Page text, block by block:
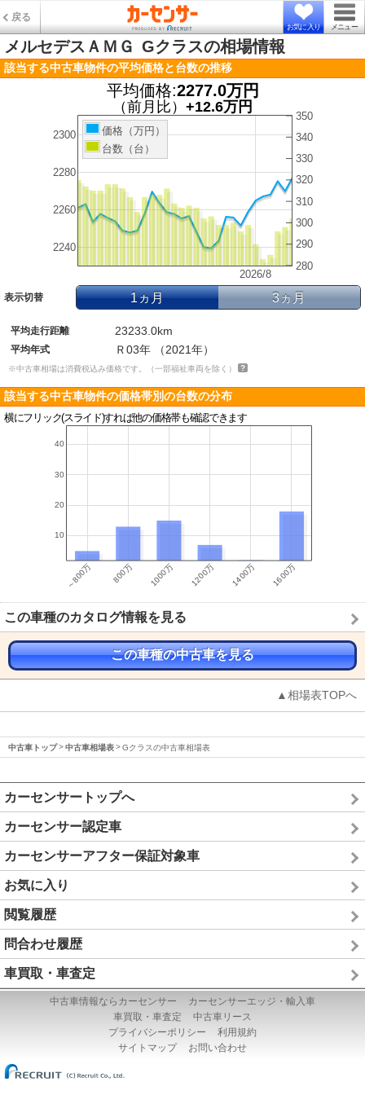
戻る
お気に入り メニュー
メルセデスＡＭＧ Gクラスの相場情報
該当する中古車物件の平均価格と台数の推移
平均価格:2277.0万円
（前月比） +12.6万円
2026/8
2240
2260
2280
2300
280
290
300
310
320
330
340
350
価格（万円）
台数（台）
表示切替 1ヵ月 3ヵ月
平均走行距離 23233.0km
平均年式 Ｒ03年 （2021年）
※中古車相場は消費税込み価格です。（一部福祉車両を除く）
該当する中古車物件の価格帯別の台数の分布
横にフリック(スライド)すれば他の価格帯も確認できます
この車種のカタログ情報を見る
この車種の中古車を見る
▲相場表TOPへ
中古車トップ 中古車相場表 Gクラスの中古車相場表
カーセンサートップへ
カーセンサー認定車
カーセンサーアフター保証対象車
お気に入り
閲覧履歴
問合わせ履歴
車買取・車査定
中古車情報ならカーセンサー
カーセンサーエッジ・輸入車
車買取・車査定
中古車リース
プライバシーポリシー
利用規約
サイトマップ
お問い合わせ